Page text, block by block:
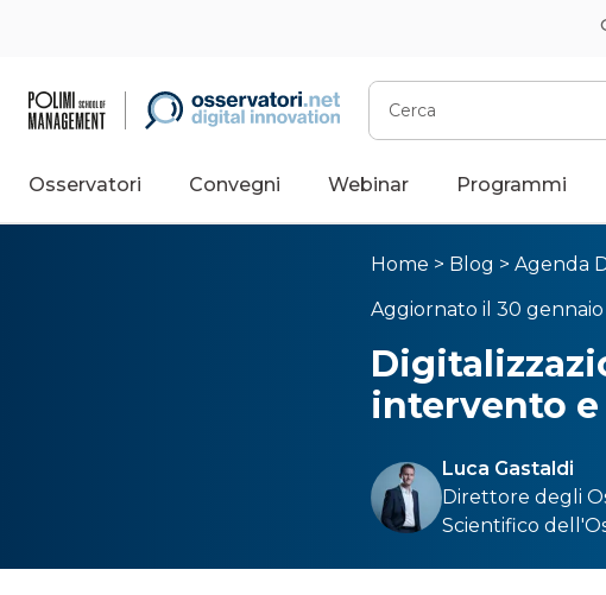
Cerca
Osservatori Convegni Webinar Programmi
Home > Blog > Agenda
Aggiornato il 30
intervento
Luca Gastaldi
Direttore degli
Scientifico